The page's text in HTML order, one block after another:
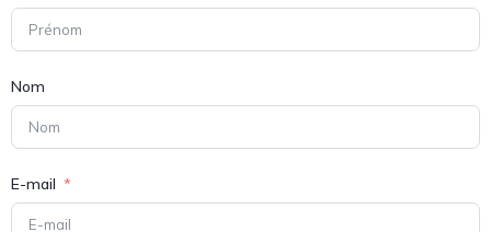
Nom
E-mail